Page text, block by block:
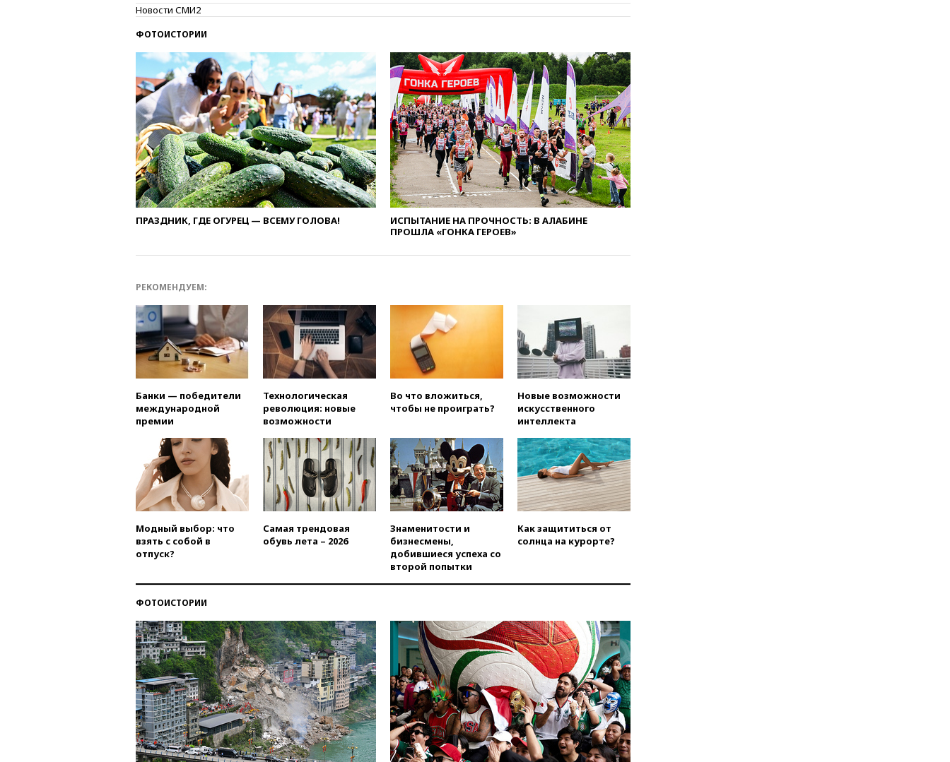
бензина старых
экологических классов
вчера, 21:15Путин обсудил с
Машковым 150-летие Союза
театральных деятелей
вчера, 20:47Newsweek:
«взрывная» диарея охватила
47 из 50 штатов США
вчера, 20:35ПВО за 12 часов
сбила 200 украинских
беспилотников
вчера, 20:20
ЧЕ российские синхронистки
после взрыва ничего не
вчера, 20:08
По всей Грузии
снова отключилось
электричество
дефицит ракет с попыткой
Запада принудить Киев к
уступкам
вчера, 19:45Памфилова: ЦИК
примет беспрецедентные
меры безопасности во время
выборов
вчера, 19:35Памфилова
партийных списков на выборах
в Госдуму
прокомментировал первый
вчера, 19:15Путин обсудил с
Памфиловой подготовку к
единому дню голосования
вчера, 18:56 Wildberries
отрицает перенос основной
логистики за пределы России
вчера, 18:45 Крупнейший
склад маркетплейса Rozetka
сгорел под Киевом
Новости СМИ2
ФОТОИСТОРИИ
ПРАЗДНИК, ГДЕ ОГУРЕЦ — ВСЕМУ ГОЛОВА!
ИСПЫТАНИЕ НА ПРОЧНОСТЬ: В АЛАБИНЕ
ПРОШЛА «ГОНКА ГЕРОЕВ»
РЕКОМЕНДУЕМ:
Банки — победители
международной
премии
Технологическая
революция: новые
возможности
Во что вложиться,
чтобы не проиграть?
Новые возможности
искусственного
интеллекта
Модный выбор: что
взять с собой в
отпуск?
Самая трендовая
обувь лета – 2026
Знаменитости и
бизнесмены,
добившиеся успеха со
второй попытки
Как защититься от
солнца на курорте?
ФОТОИСТОРИИ